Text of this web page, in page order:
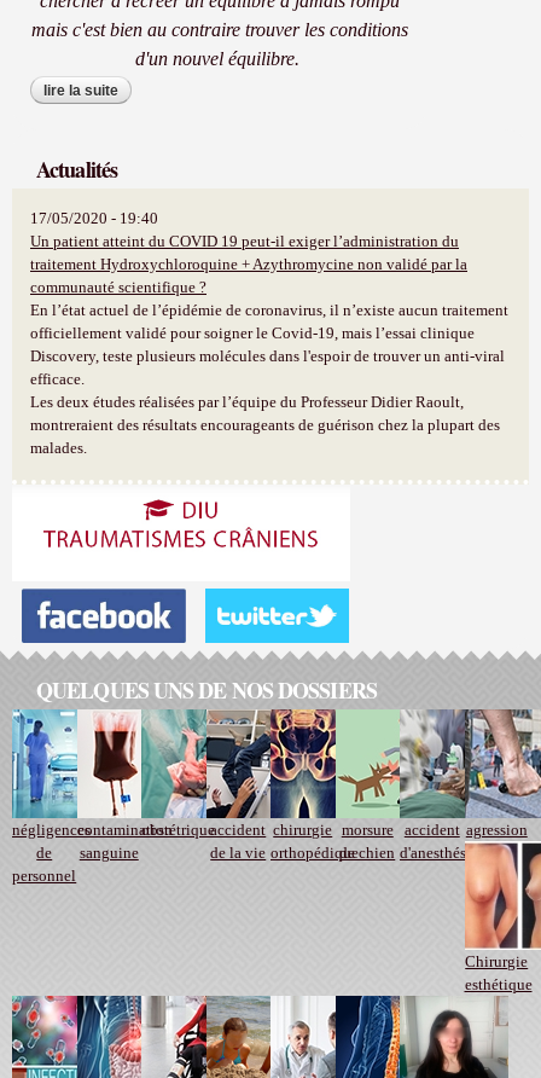
mais c'est bien au contraire trouver les conditions
d'un nouvel équilibre.
lire la suite de un avocat engage pour les victimes de
dommages corporels, d'erreurs médicales,
Actualités
17/05/2020 - 19:40
Un patient atteint du COVID 19 peut-il exiger l’administration du
traitement Hydroxychloroquine + Azythromycine non validé par la
communauté scientifique ?
En l’état actuel de l’épidémie de coronavirus, il n’existe aucun traitement
officiellement validé pour soigner le Covid-19, mais l’essai clinique
Discovery, teste plusieurs molécules dans l'espoir de trouver un anti-viral
efficace.
Les deux études réalisées par l’équipe du Professeur Didier Raoult,
montreraient des résultats encourageants de guérison chez la plupart des
malades.
QUELQUES UNS DE NOS DOSSIERS
négligences
de
personnel
contamination
sanguine
obstétriqueaccident
de la vie
chirurgie
orthopédique
morsure
de chien
accident
d'anesthésie
agression
Chirurgie
esthétique